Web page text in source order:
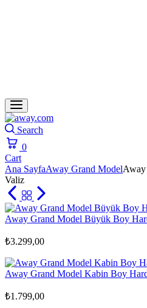
Search
0
Cart
Ana SayfaAway Grand Model
Valiz
Away Grand Model Büyük Boy
₺3.299,00
Away Grand Model Kabin Boy
₺1.799,00